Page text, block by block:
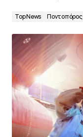
Top News Ποντοπόρος